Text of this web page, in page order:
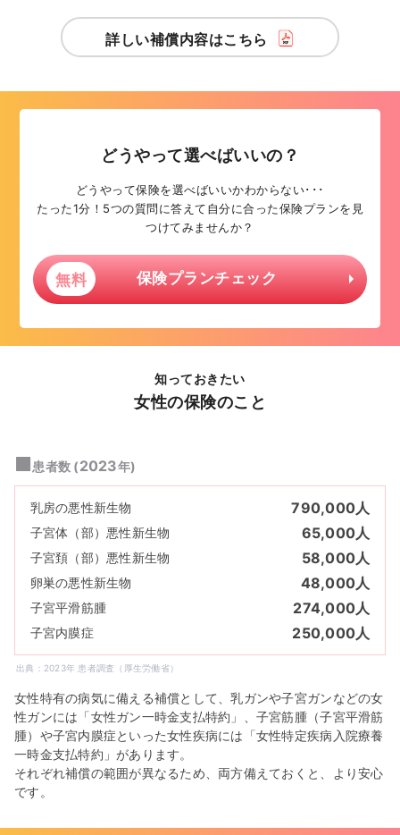
詳しい補償内容はこちら
どうやって選べばいいの？
どうやって保険を選べばいいかわからない･･･
たった1分！5つの質問に答えて自分に合った保険プランを見
つけてみませんか？
無料 保険プランチェック
知っておきたい
女性の保険のこと
■患者数 (2023年)
乳房の悪性新生物 790,000人
子宮体（部）悪性新生物 65,000人
子宮頚（部）悪性新生物 58,000人
卵巣の悪性新生物 48,000人
子宮平滑筋腫 274,000人
子宮内膜症 250,000人
出典：2023年 患者調査（厚生労働省）
女性特有の病気に備える補償として、乳ガンや子宮ガンなどの女
性ガンには「女性ガン一時金支払特約」、子宮筋腫（子宮平滑筋
腫）や子宮内膜症といった女性疾病には「女性特定疾病入院療養
一時金支払特約」があります。
それぞれ補償の範囲が異なるため、両方備えておくと、より安心
です。